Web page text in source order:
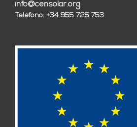
info@censolar.org
Teléfono: +34 955 725 753